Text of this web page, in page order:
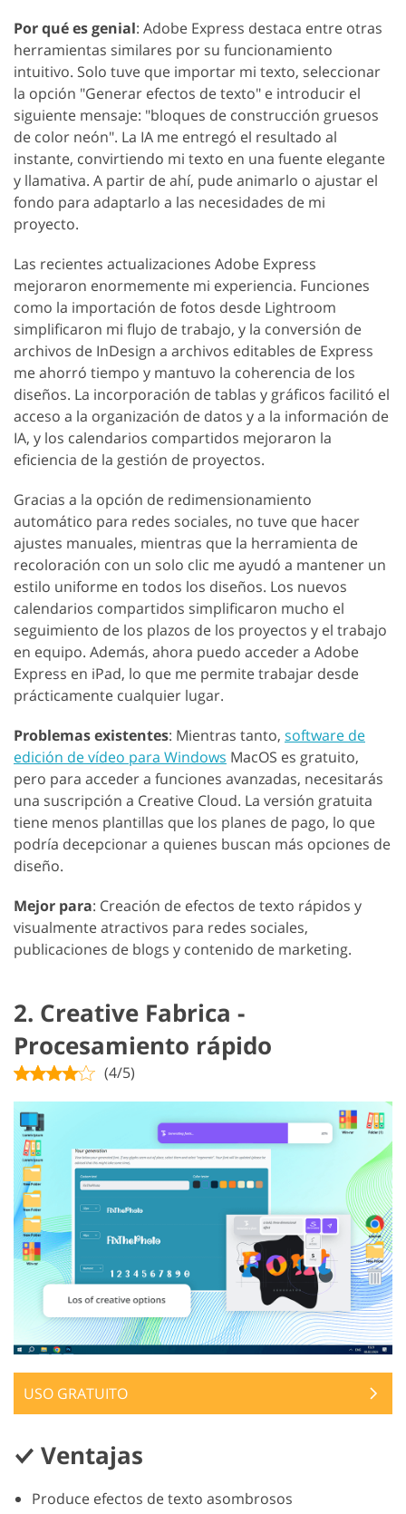
Por qué es genial: Adobe Express destaca entre otras
herramientas similares por su funcionamiento
intuitivo. Solo tuve que importar mi texto, seleccionar
la opción "Generar efectos de texto" e introducir el
siguiente mensaje: "bloques de construcción gruesos
de color neón". La IA me entregó el resultado al
instante, convirtiendo mi texto en una fuente elegante
y llamativa. A partir de ahí, pude animarlo o ajustar el
fondo para adaptarlo a las necesidades de mi
proyecto.
Las recientes actualizaciones Adobe Express
mejoraron enormemente mi experiencia. Funciones
como la importación de fotos desde Lightroom
simplificaron mi flujo de trabajo, y la conversión de
archivos de InDesign a archivos editables de Express
me ahorró tiempo y mantuvo la coherencia de los
diseños. La incorporación de tablas y gráficos facilitó el
acceso a la organización de datos y a la información de
IA, y los calendarios compartidos mejoraron la
eficiencia de la gestión de proyectos.
Gracias a la opción de redimensionamiento
automático para redes sociales, no tuve que hacer
ajustes manuales, mientras que la herramienta de
recoloración con un solo clic me ayudó a mantener un
estilo uniforme en todos los diseños. Los nuevos
calendarios compartidos simplificaron mucho el
seguimiento de los plazos de los proyectos y el trabajo
en equipo. Además, ahora puedo acceder a Adobe
Express en iPad, lo que me permite trabajar desde
prácticamente cualquier lugar.
Problemas existentes: Mientras tanto, software de
edición de vídeo para Windows MacOS es gratuito,
pero para acceder a funciones avanzadas, necesitarás
una suscripción a Creative Cloud. La versión gratuita
tiene menos plantillas que los planes de pago, lo que
podría decepcionar a quienes buscan más opciones de
diseño.
Mejor para: Creación de efectos de texto rápidos y
visualmente atractivos para redes sociales,
publicaciones de blogs y contenido de marketing.
2. Creative Fabrica -
Procesamiento rápido
(4/5)
USO GRATUITO
Ventajas
Produce efectos de texto asombrosos